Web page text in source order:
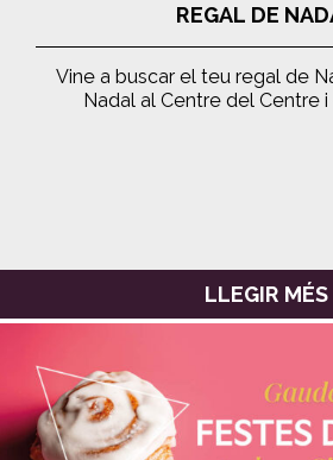
REGAL DE
Vine a buscar el teu regal de
Nadal al Centre del Centre i
LLEGIR MÉS